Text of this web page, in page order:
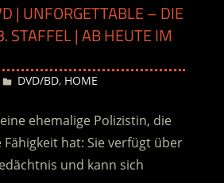
| UNFORGETTABLE – DIE
STAFFEL | AB HEUTE IM
Desiree
DVD/BD, HOME
ehemalige Polizistin, die
hat: Sie verfügt über
und kann sich